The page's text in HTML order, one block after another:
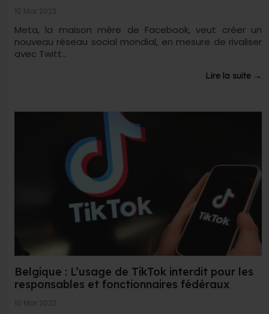
10 Mar 2023
Meta, la maison mère de Facebook, veut créer un
nouveau réseau social mondial, en mesure de rivaliser
avec Twitt...
Lire la suite →
Belgique : L’usage de TikTok interdit pour les
responsables et fonctionnaires fédéraux
10 Mar 2023